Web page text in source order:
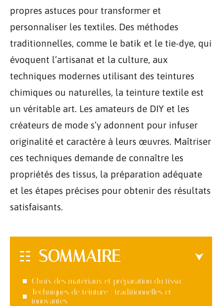
propres astuces pour transformer et
personnaliser les textiles. Des méthodes
traditionnelles, comme le batik et le tie-dye, qui
évoquent l’artisanat et la culture, aux
techniques modernes utilisant des teintures
chimiques ou naturelles, la teinture textile est
un véritable art. Les amateurs de DIY et les
créateurs de mode s’y adonnent pour infuser
originalité et caractère à leurs œuvres. Maîtriser
ces techniques demande de connaître les
propriétés des tissus, la préparation adéquate
et les étapes précises pour obtenir des résultats
satisfaisants.
SOMMAIRE
Choix des matériaux et préparation du tissu
Techniques de teinture : traditionnelles et
innovantes